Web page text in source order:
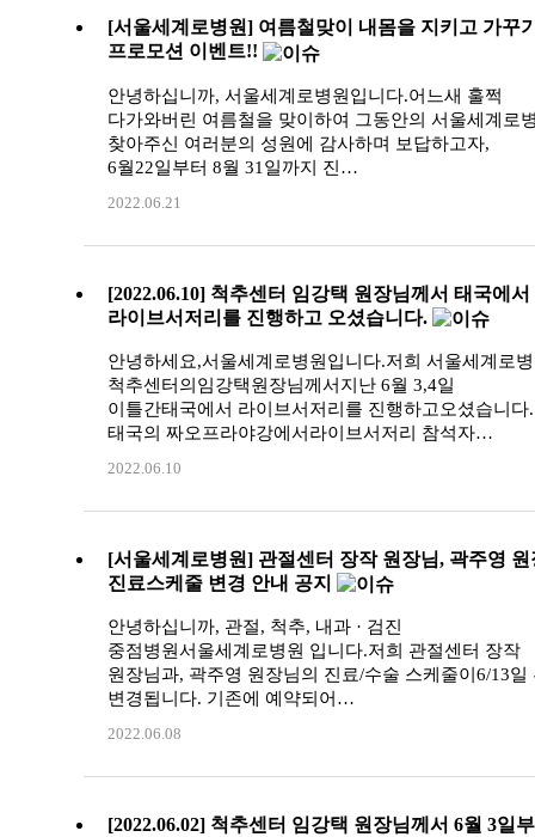
[서울세계로병원] 여름철맞이 내몸을 지키고 가꾸
프로모션 이벤트!!
안녕하십니까, 서울세계로병원입니다.어느새 훌쩍
다가와버린 여름철을 맞이하여 그동안의 서울세계로
찾아주신 여러분의 성원에 감사하며 보답하고자,
6월22일부터 8월 31일까지 진…
2022.06.21
[2022.06.10] 척추센터 임강택 원장님께서 태국에서
라이브서저리를 진행하고 오셨습니다.
안녕하세요,서울세계로병원입니다.저희 서울세계로
척추센터의임강택원장님께서지난 6월 3,4일
이틀간태국에서 라이브서저리를 진행하고오셨습니다.
태국의 짜오프라야강에서라이브서저리 참석자…
2022.06.10
[서울세계로병원] 관절센터 장작 원장님, 곽주영 원
진료스케줄 변경 안내 공지
안녕하십니까, 관절, 척추, 내과 · 검진
중점병원서울세계로병원 입니다.저희 관절센터 장작
원장님과, 곽주영 원장님의 진료/수술 스케줄이6/13일
변경됩니다. 기존에 예약되어…
2022.06.08
[2022.06.02] 척추센터 임강택 원장님께서 6월 3일